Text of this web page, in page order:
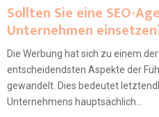
Sollten Sie eine SEO-
Unternehmen
Die Werbung hat sich zu einem
entscheidendsten Aspekte der
gewandelt. Dies bedeutet
Unternehmens hauptsächlich...